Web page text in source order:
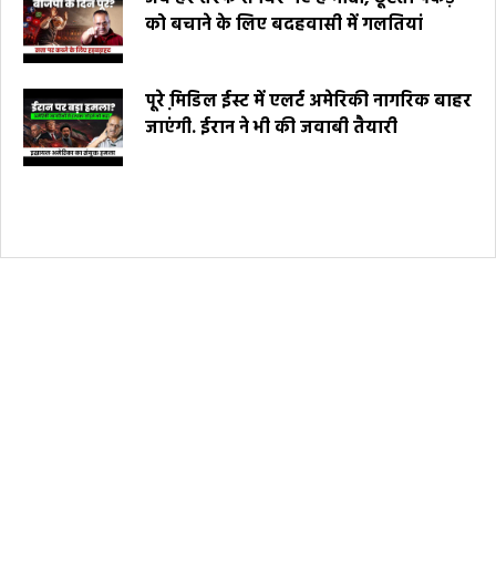
को बचाने के लिए बदहवासी में गलतियां
पूरे मि़डिल ईस्ट में एलर्ट अमेरिकी नागरिक बाहर
जाएंगी. ईरान ने भी की जवाबी तैयारी